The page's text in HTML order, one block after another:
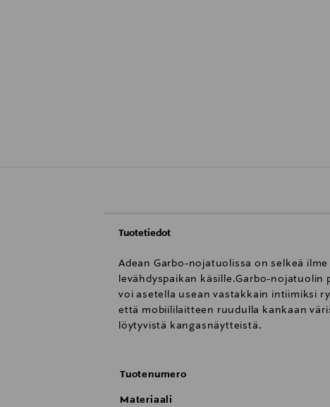
Tuotetiedot
Adean Garbo-nojatuolissa on selkeä
levähdyspaikan käsille.Garbo-
voi asetella usean vastakkain intiimiksi
että mobiililaitteen ruudulla kankaan
löytyvistä kangasnäytteistä.
Tuotenumero
Materiaali